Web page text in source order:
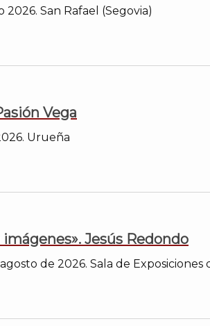
2026. San Rafael (Segovia)
Vega
Urueña
imágenes». Jesús Redondo
de 2026. Sala de